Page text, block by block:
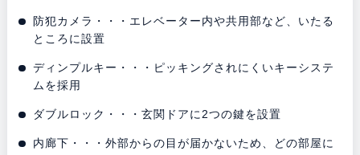
防犯カメラ・・・エレベーター内や共用部など、いたる
ところに設置
ディンプルキー・・・ピッキングされにくいキーシステ
ムを採用
ダブルロック・・・玄関ドアに2つの鍵を設置
内廊下・・・外部からの目が届かないため、どの部屋に